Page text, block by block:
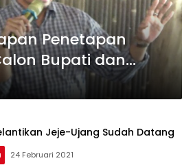
Penetapan
Bupati dan
Kabupaten
Jeje-Ujang Sudah Datang
24 Februari 2021